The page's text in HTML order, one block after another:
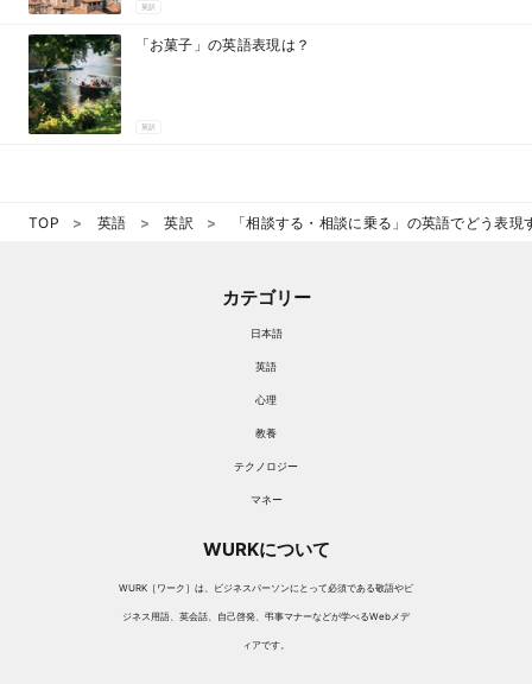
英訳
「お菓子」の英語表現は？
英訳
TOP 英語 英訳 「相談する・相談に乗る」の英語でどう表現
カテゴリー
日本語
英語
心理
教養
テクノロジー
マネー
WURKについて
WURK［ワーク］は、ビジネスパーソンにとって必須である敬語やビ
ジネス用語、英会話、自己啓発、弔事マナーなどが学べるWebメデ
ィアです。